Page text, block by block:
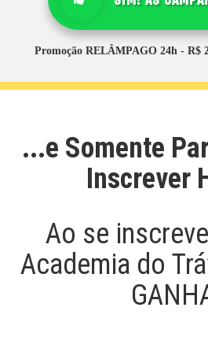
Promoção RELÂMPAGO 24h - R$
...e Somente
Inscrever
Ao se
Academia do